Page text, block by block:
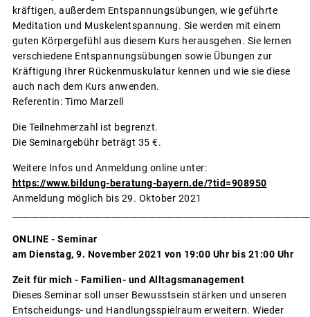
kräftigen, außerdem Entspannungsübungen, wie geführte
Meditation und Muskelentspannung. Sie werden mit einem
guten Körpergefühl aus diesem Kurs herausgehen. Sie lernen
verschiedene Entspannungsübungen sowie Übungen zur
Kräftigung Ihrer Rückenmuskulatur kennen und wie sie diese
auch nach dem Kurs anwenden.
Referentin: Timo Marzell
Die Teilnehmerzahl ist begrenzt.
Die Seminargebühr beträgt 35 €.
Weitere Infos und Anmeldung online unter:
https://www.bildung-beratung-bayern.de/?tid=908950
Anmeldung möglich bis 29. Oktober 2021
ONLINE - Seminar
am Dienstag, 9. November 2021 von 19:00 Uhr bis 21:00 Uhr
Zeit für mich - Familien- und Alltagsmanagement
Dieses Seminar soll unser Bewusstsein stärken und unseren
Entscheidungs- und Handlungsspielraum erweitern. Wieder